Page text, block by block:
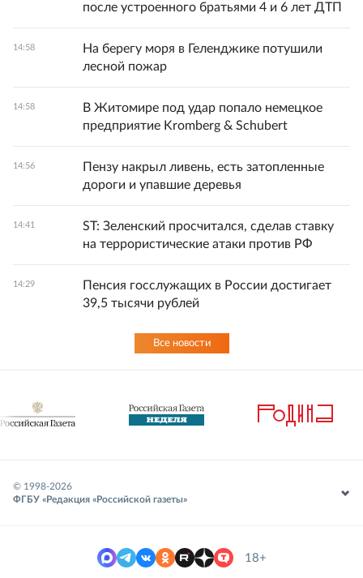
после устроенного братьями 4 и 6 лет ДТП
14:58
На берегу моря в Геленджике потушили
лесной пожар
14:58
В Житомире под удар попало немецкое
предприятие Kromberg & Schubert
14:56
Пензу накрыл ливень, есть затопленные
дороги и упавшие деревья
14:41
ST: Зеленский просчитался, сделав ставку
на террористические атаки против РФ
14:29
Пенсия госслужащих в России достигает
39,5 тысячи рублей
Все новости
© 1998-2026
ФГБУ «Редакция «Российской газеты»
18+